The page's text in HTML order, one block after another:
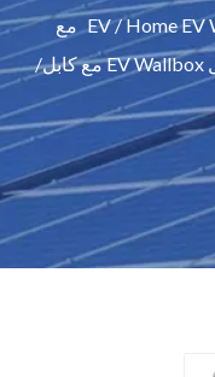
/
Home EV Wallbox مع
7 كيلو واط المنزل EV Wallbox مع كابل/